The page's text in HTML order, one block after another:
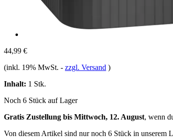
44,99 €
(inkl. 19% MwSt. - zzgl. Versand )
Inhalt: 1 Stk.
Noch 6 Stück auf Lager
Gratis Zustellung bis Mittwoch, 12. August, wenn
Von diesem Artikel sind nur noch 6 Stück in unserem